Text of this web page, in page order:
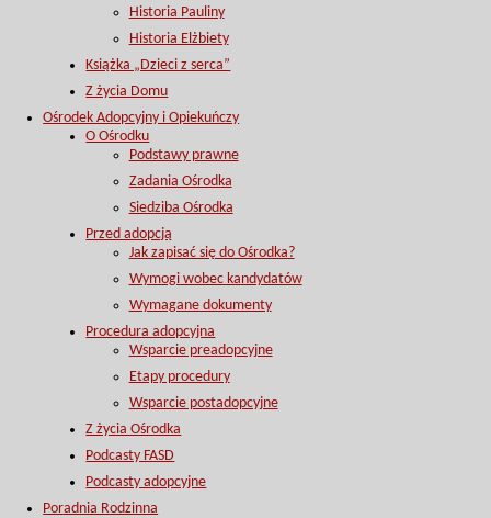
Historia Pauliny
Historia Elżbiety
Książka „Dzieci z serca”
Z życia Domu
Ośrodek Adopcyjny i Opiekuńczy
O Ośrodku
Podstawy prawne
Zadania Ośrodka
Siedziba Ośrodka
Przed adopcją
Jak zapisać się do Ośrodka?
Wymogi wobec kandydatów
Wymagane dokumenty
Procedura adopcyjna
Wsparcie preadopcyjne
Etapy procedury
Wsparcie postadopcyjne
Z życia Ośrodka
Podcasty FASD
Podcasty adopcyjne
Poradnia Rodzinna